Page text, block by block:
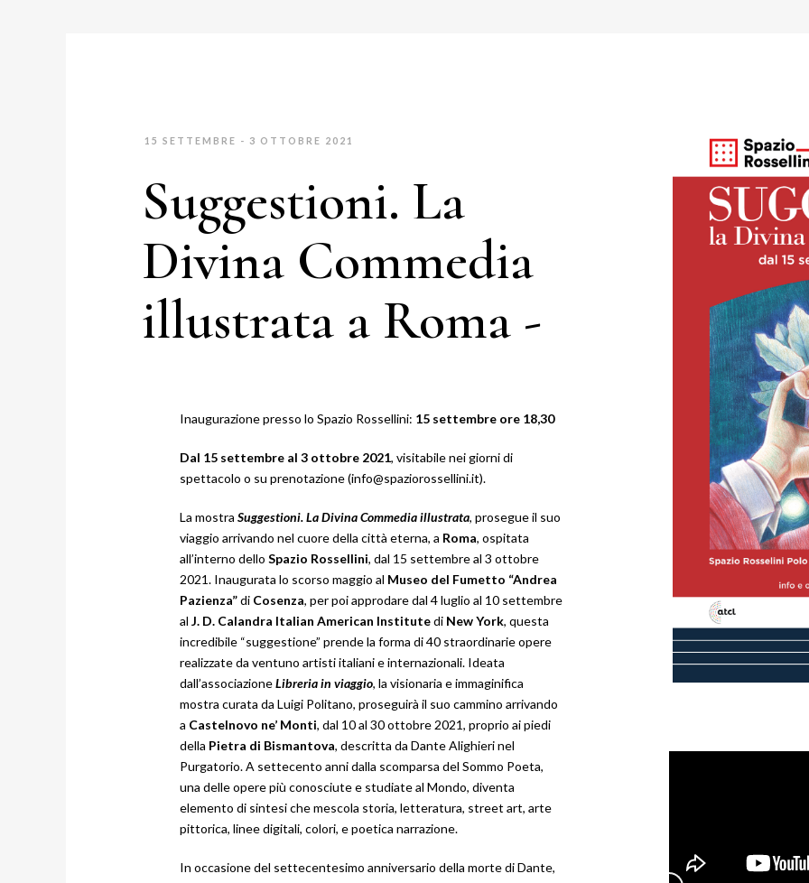
15 SETTEMBRE - 3 OTTOBRE 2021
Suggestioni. La
Divina Commedia
illustrata a Roma -
Inaugurazione presso lo Spazio Rossellini: 15 settembre ore 18,30
Dal 15 settembre al 3 ottobre 2021, visitabile nei giorni di
spettacolo o su prenotazione (info@spaziorossellini.it).
La mostra Suggestioni. La Divina Commedia illustrata, prosegue il suo
viaggio arrivando nel cuore della città eterna, a Roma, ospitata
all’interno dello Spazio Rossellini, dal 15 settembre al 3 ottobre
2021. Inaugurata lo scorso maggio al Museo del Fumetto “Andrea
Pazienza”di Cosenza, per poi approdare dal 4 luglio al 10 settembre
al J. D. Calandra Italian American Institutedi New York, questa
incredibile “suggestione” prende la forma di 40 straordinarie opere
realizzate da ventuno artisti italiani e internazionali. Ideata
dall’associazioneLibreria in viaggio, la visionaria e immaginifica
mostra curata da Luigi Politano, proseguirà il suo cammino arrivando
a Castelnovo ne’ Monti, dal 10 al 30 ottobre 2021, proprio ai piedi
della Pietra di Bismantova, descritta da Dante Alighieri nel
Purgatorio. A settecento anni dalla scomparsa del Sommo Poeta,
una delle opere più conosciute e studiate al Mondo, diventa
elemento di sintesi che mescola storia, letteratura, street art, arte
pittorica, linee digitali, colori, e poetica narrazione.
In occasione del settecentesimo anniversario della morte di Dante,